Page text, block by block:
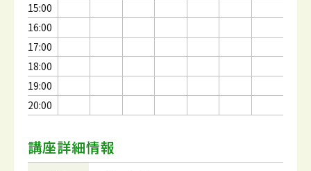
15:00
16:00
17:00
18:00
19:00
20:00
講座詳細情報